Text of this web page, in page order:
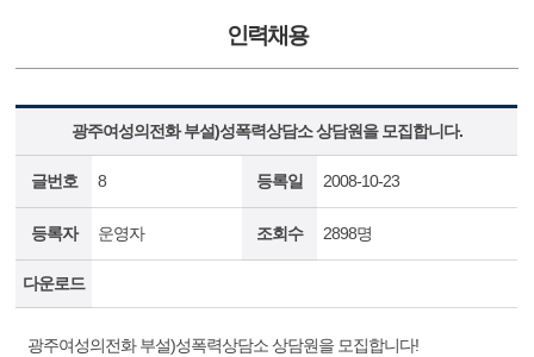
인력채용
광주여성의전화 부설)성폭력상담소 상담원을 모집합니다.
글번호 8 등록일 2008-10-23
등록자 운영자 조회수 2898명
다운로드
광주여성의전화 부설)성폭력상담소 상담원을 모집합니다!